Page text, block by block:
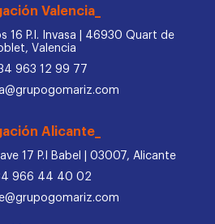
Valencia_
16 P.I. Invasa | 46930 Quart de
Valencia
963 12 99 77
Alicante_
17 P.I Babel | 03007, Alicante
966 44 40 02